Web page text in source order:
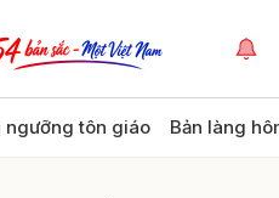
ngưỡng tôn giáo Bản làng